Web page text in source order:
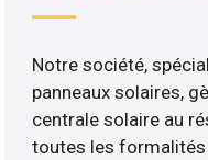
Notre société,
panneaux solaires,
centrale solaire au
toutes les formalités